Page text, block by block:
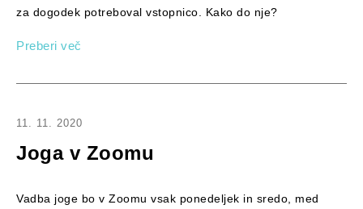
za dogodek potreboval vstopnico. Kako do nje?
Preberi več
11. 11. 2020
Joga v Zoomu
Vadba joge bo v Zoomu vsak ponedeljek in sredo, med